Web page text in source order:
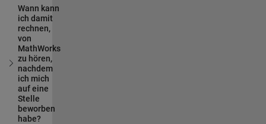
Wann kann
ich damit
rechnen,
von
MathWorks
zu hören,
nachdem
ich mich
auf eine
Stelle
beworben
habe?